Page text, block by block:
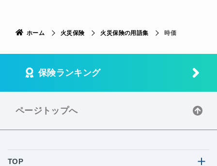
ホーム 火災保険 火災保険の用語集 時価
保険ランキング
ページトップへ
TOP